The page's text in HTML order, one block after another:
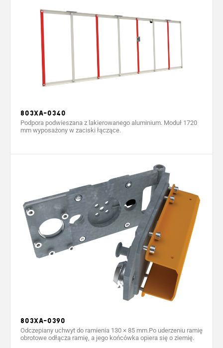
803XA-0340
Podpora podwieszana z lakierowanego aluminium. Moduł 1720
mm wyposażony w zaciski łączące.
803XA-0390
Odczepiany uchwyt do ramienia 130 × 85 mm.Po uderzeniu ramię
obrotowe odłącza ramię, a jego końcówka opiera się o ziemię.